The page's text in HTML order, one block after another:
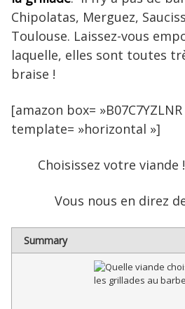
Chipolatas, Merguez,
Toulouse. Laissez-vous
laquelle, elles sont toutes
braise !
[amazon box= »B07C7YZLNR
template= »horizontal »]
Choisissez votre viande !
Vous nous en direz
Summary